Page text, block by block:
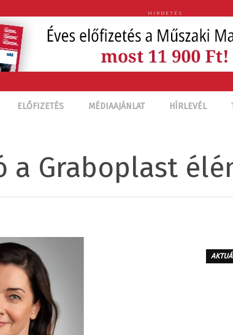
HIRDETÉS
ELŐFIZETÉS MÉDIAAJÁNLAT HÍRLEVÉL
a Graboplast